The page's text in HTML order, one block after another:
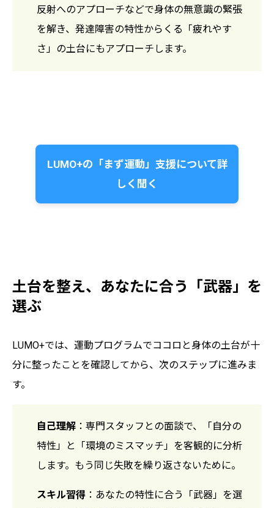
反射へのアプローチなどで身体の無意識の緊張
を解き、発達障害の特性からくる「疲れやす
さ」の土台にもアプローチします。
LUMO+の「まず運動」支援について詳
しく聞く
土台を整え、あなたに合う「武器」を
選ぶ
LUMO+では、運動プログラムでココロと身体の土台が十
分に整ったことを確認してから、次のステップに進みま
す。
自己理解 ：専門スタッフとの面談で、「自分の
特性」と「環境のミスマッチ」を客観的に分析
します。もう同じ失敗を繰り返さないために。
スキル習得 ：あなたの特性に合う「武器」を選